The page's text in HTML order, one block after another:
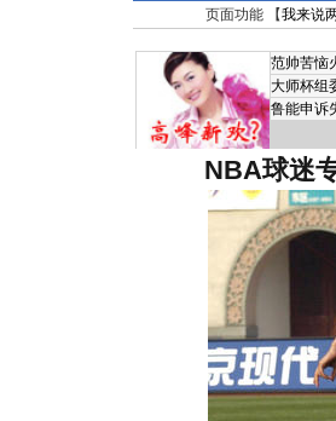
页面功能 【我来说
范帅苦恼
大师杯组
鲁能申诉
NBA球迷